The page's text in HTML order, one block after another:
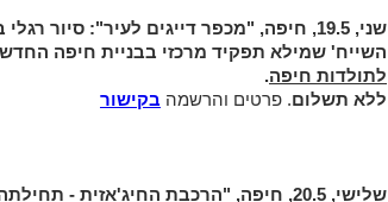
שני, 19.5, חיפה, "מכפר דייגים לעיר":
סיור
השייח' שמילא תפקיד מרכזי בבניית חיפה
לתולדות חיפה.
ללא תשלום. פרטים והרשמה בקישור
שלישי, 20.5, חיפה, "הרכבת החיג'אזית - תחילתה של תקופה ותנופה":